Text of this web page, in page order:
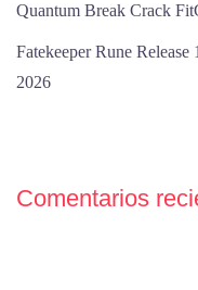
Quantum Break Crack
Fatekeeper Rune
2026
Comentarios